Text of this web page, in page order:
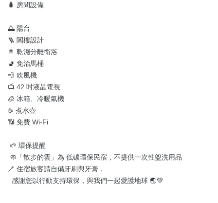
🧳 房間設備
🌅 陽台
🪜 閣樓設計
🚿 乾濕分離衛浴
🚽 免治馬桶
💨 吹風機
📺 42 吋液晶電視
🧊 冰箱、冷暖氣機
☕ 煮水壺
📶 免費 Wi-Fi
🪥 住宿旅客請自備牙刷與牙膏，
  感謝您以行動支持環保，與我們一起愛護地球 🌏💚